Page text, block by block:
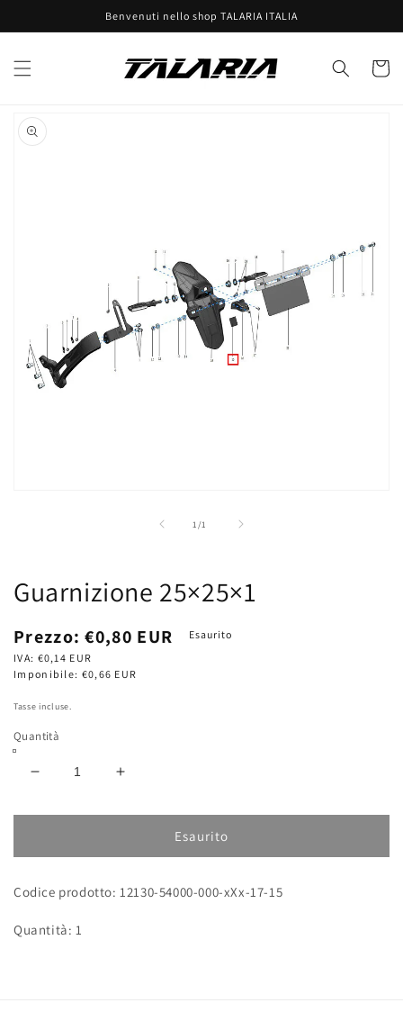
ai contenuti
Benvenuti nello shop TALARIA ITALIA
Carrello
informazioni
sul prodotto
1 /
su1
Guarnizione 25×25×1
Prezzo
di
listino
Prezzo: €0,80 EUR
IVA: €0,14 EUR
Imponibile: €0,66 EUR
Esaurito
Tasse incluse.
Quantità
Diminuisci
per
25×25×1
Aumenta
per
Guarnizione
25×25×1
Esaurito
Codice prodotto: 12130-54000-000-xXx-17-15
Quantità: 1